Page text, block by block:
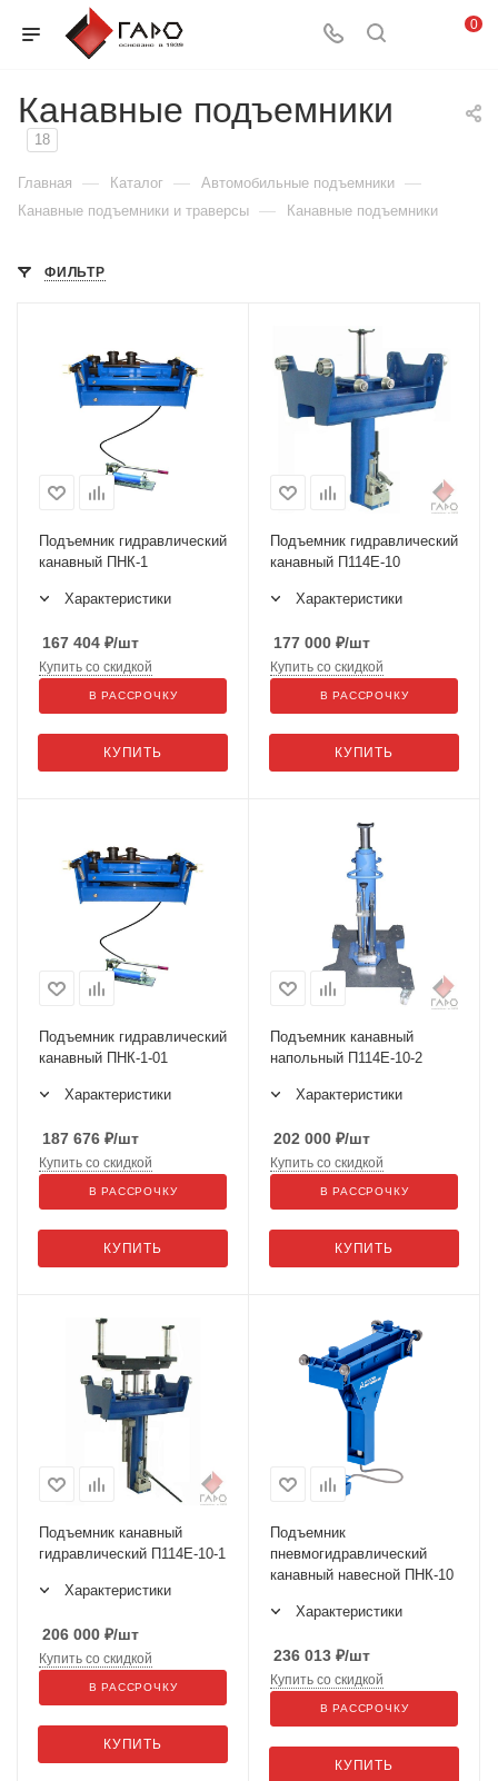
0
Канавные подъемники
18
Главная — Каталог — Автомобильные подъемники —
Канавные подъемники и траверсы — Канавные подъемники
ФИЛЬТР
Подъемник гидравлический
канавный ПНК-1
Характеристики
167 404 ₽/шт
КУПИТЬ
Купить со скидкой
В РАССРОЧКУ
Подъемник гидравлический
канавный П114Е-10
Характеристики
177 000 ₽/шт
КУПИТЬ
Купить со скидкой
В РАССРОЧКУ
Подъемник гидравлический
канавный ПНК-1-01
Характеристики
187 676 ₽/шт
КУПИТЬ
Купить со скидкой
В РАССРОЧКУ
Подъемник канавный
напольный П114Е-10-2
Характеристики
202 000 ₽/шт
КУПИТЬ
Купить со скидкой
В РАССРОЧКУ
Подъемник канавный
гидравлический П114Е-10-1
Характеристики
206 000 ₽/шт
КУПИТЬ
Купить со скидкой
В РАССРОЧКУ
Подъемник
пневмогидравлический
канавный навесной ПНК-10
Характеристики
236 013 ₽/шт
КУПИТЬ
Купить со скидкой
В РАССРОЧКУ